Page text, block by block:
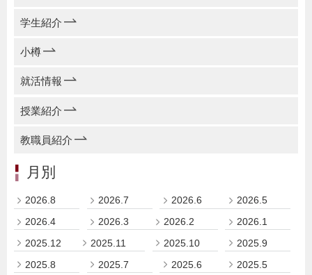
学生紹介
小樽
就活情報
授業紹介
教職員紹介
月別
2026.8 2026.7 2026.6
2026.5
2026.4
2026.3 2026.2
2026.1
2025.12
2025.11 2025.10
2025.9
2025.8
2025.7 2025.6
2025.5